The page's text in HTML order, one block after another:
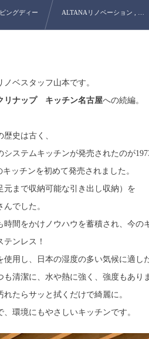
ングディー ALTANAリノベーション , …
ベスタッフ山本です。
リナップ キッチン名古屋への続編。
史は古く、
ステムキッチンが発売されたのが
ッチンを初めて発売されました。
元まで収納可能な引き出し収納）を
でした。
間をかけノウハウを蓄積され、今の
ンレス！
用し、日本の湿度の多い気候に適し
清潔に、水や熱に強く、強度もあり
たらサッと拭くだけで綺麗に。
環境にもやさしいキッチンです。